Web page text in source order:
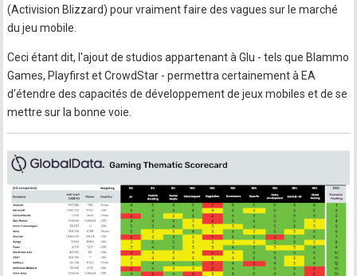
(Activision Blizzard) pour vraiment faire des vagues sur le marché
du jeu mobile.
Ceci étant dit, l'ajout de studios appartenant à Glu - tels que Blammo
Games, Playfirst et CrowdStar - permettra certainement à EA
d'étendre des capacités de développement de jeux mobiles et de se
mettre sur la bonne voie.